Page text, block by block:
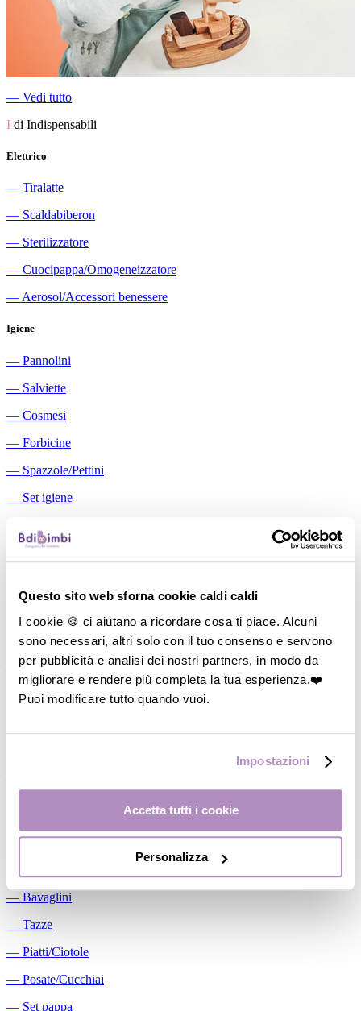
Questo sito web sforna cookie caldi caldi
I cookie 🍪 ci aiutano a ricordare cosa ti piace. Alcuni
sono necessari, altri solo con il tuo consenso e servono
per pubblicità e analisi dei nostri partners, in modo da
migliorare e rendere più completa la tua esperienza.❤️
Puoi modificare tutto quando vuoi.
Impostazioni
Accetta tutti i cookie
Personalizza
― Vedi tutto
I di Indispensabili
Elettrico
― Tiralatte
― Scaldabiberon
― Sterilizzatore
― Cuocipappa/Omogeneizzatore
― Aerosol/Accessori benessere
Igiene
― Pannolini
― Salviette
― Cosmesi
― Forbicine
― Spazzole/Pettini
― Set igiene
Aspiratori nasali manuali
―
Cuscini allattamento
―Biberon
―
Tettarelle
―Succhietti
Conservalatte Materno
―Massaggiagengive
― Bavaglini
― Tazze
― Piatti/Ciotole
― Posate/Cucchiai
― Set pappa